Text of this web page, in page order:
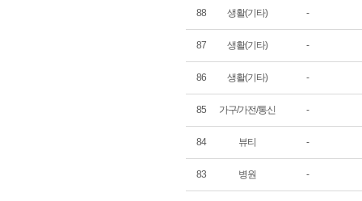
88 생활(기타) -
87 생활(기타) -
86 생활(기타) -
85 가구/가전/통신 -
84 뷰티 -
83 병원 -